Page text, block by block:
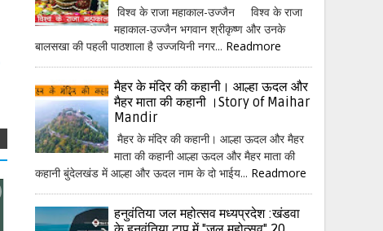
विश्व के राजा महाकाल-उज्जैन विश्व के राजा
महाकाल-उज्जैन भगवान श्रीकृष्ण और उनके
बालसखा की पहली पाठशाला है उज्जयिनी नगर... Readmore
मैहर के मंदिर की कहानी। आल्हा ऊदल और
मैहर माता की कहानी ।Story of Maihar
Mandir
मैहर के मंदिर की कहानी। आल्हा ऊदल और मैहर
माता की कहानी आल्हा ऊदल और मैहर माता की
कहानी बुंदेलखंड में आल्हा और ऊदल नाम के दो भाईय... Readmore
हनुवंतिया जल महोत्सव मध्यप्रदेश :खंडवा